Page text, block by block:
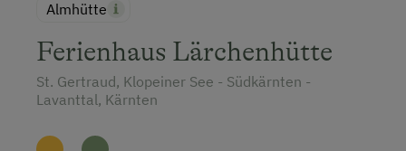
Almhütte
Ferienhaus Lärchenhütte
St. Gertraud, Klopeiner See - Südkärnten -
Lavanttal, Kärnten